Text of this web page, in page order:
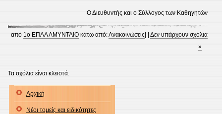
Ο Διευθυντής και ο Σύλλογος των Καθηγητών
από 1ο ΕΠΑΛ ΑΜΥΝΤΑΙΟ κάτω από:Ανακοινώσεις | |Δεν υπάρχουν σχόλια
»
Τα σχόλια είναι κλειστά.
Αρχική
Νέοι τομείς και ειδικότητες